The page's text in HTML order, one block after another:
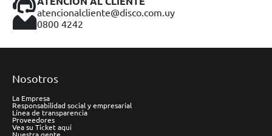
atencionalcliente@disco.com.uy
0800 4242
Nosotros
La Empresa
Responsabilidad social y empresarial
Línea de transparencia
Proveedores
Vea su Ticket aquí